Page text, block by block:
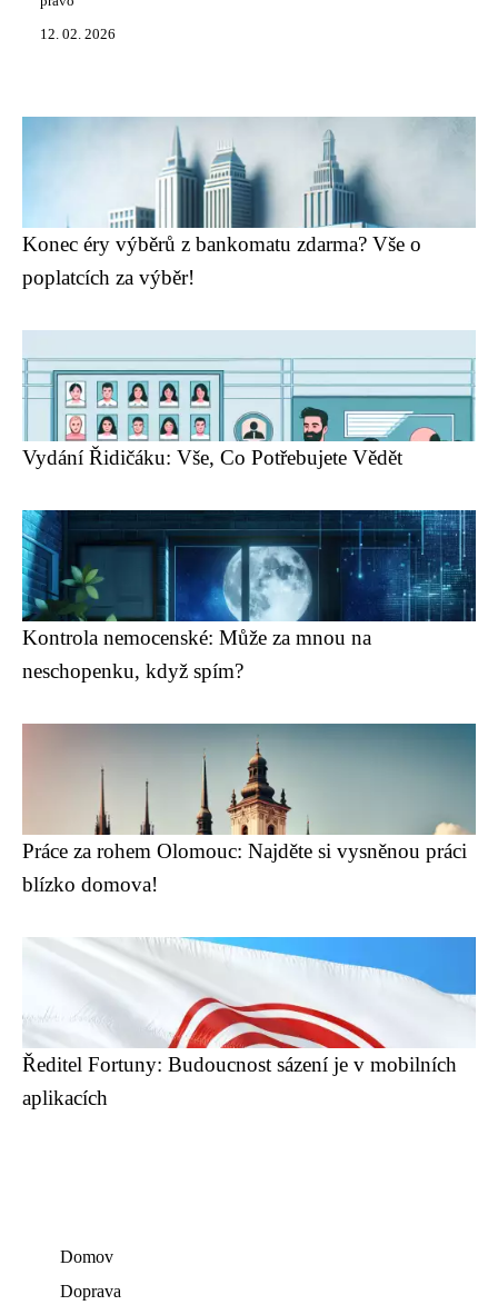
12. 02. 2026
Konec éry výběrů z bankomatu zdarma? Vše o
poplatcích za výběr!
Vydání Řidičáku: Vše, Co Potřebujete Vědět
Kontrola nemocenské: Může za mnou na
neschopenku, když spím?
Práce za rohem Olomouc: Najděte si vysněnou práci
blízko domova!
Ředitel Fortuny: Budoucnost sázení je v mobilních
aplikacích
Domov
Doprava